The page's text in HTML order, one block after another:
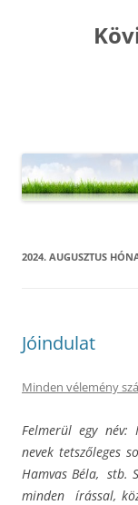
2024. AUGUSZTUS
Jóindulat
Minden vélemény
Felmerül egy név:
nevek tetszőleges
Hamvas Béla, stb.
minden írással,